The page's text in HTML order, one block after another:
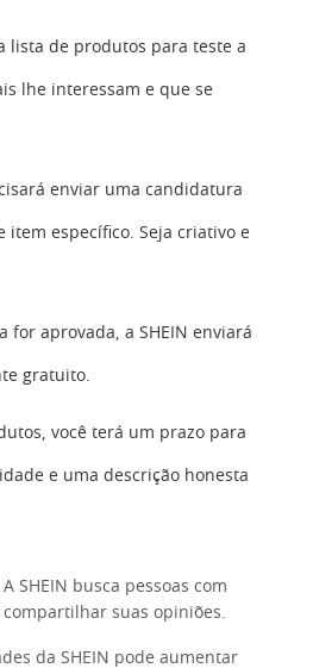
lista de produtos para teste a
lhe interessam e que se
enviar uma candidatura
específico. Seja criativo e
for aprovada, a SHEIN enviará
gratuito.
você terá um prazo para
e uma descrição honesta
SHEIN busca pessoas com
suas opiniões.
da SHEIN pode aumentar